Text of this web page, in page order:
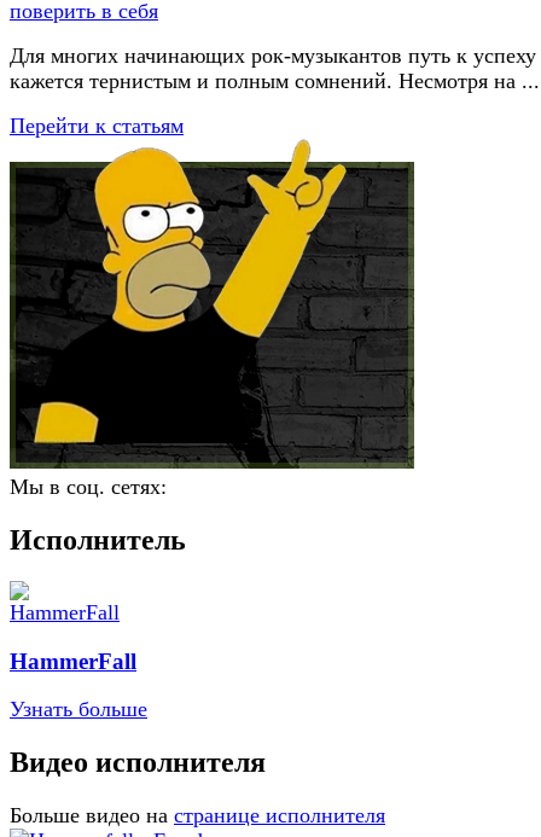
Для многих начинающих рок-музыкантов путь к успеху
кажется тернистым и полным сомнений. Несмотря на ...
Перейти к статьям
Мы в соц. сетях:
Исполнитель
HammerFall
Узнать больше
Видео исполнителя
Больше видео на странице исполнителя